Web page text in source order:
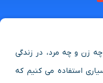
زن و چه مرد، در زندگی
استفاده می کنیم که